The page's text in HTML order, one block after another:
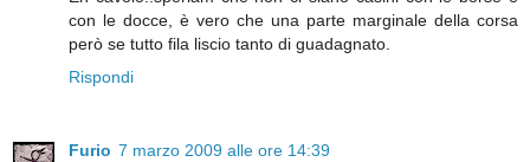
con le docce, è vero che una parte marginale della corsa
però se tutto fila liscio tanto di guadagnato.
Rispondi
Furio 7 marzo 2009 alle ore 14:39